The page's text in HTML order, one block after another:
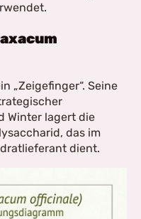
„Zeigefinger“. Seine
Winter lagert die
das im
dient.